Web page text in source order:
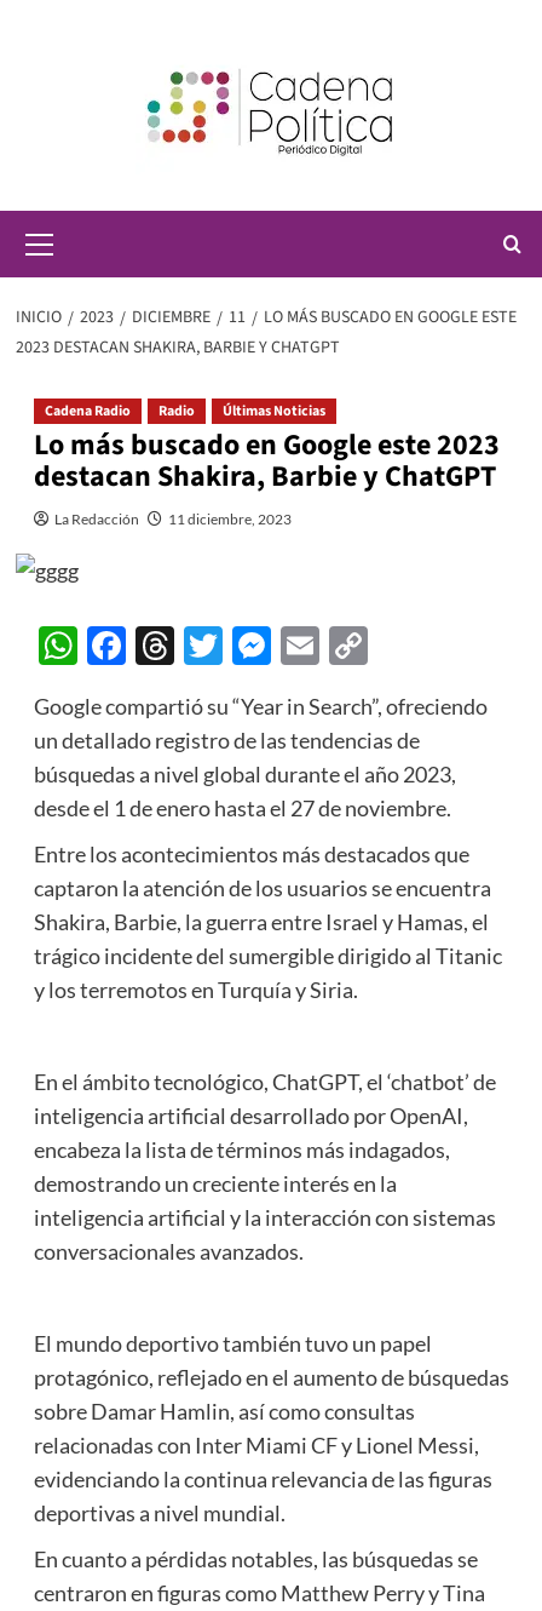
principal
INICIO 2023 DICIEMBRE 11
LO MÁS BUSCADO EN GOOGLE ESTE
2023 DESTACAN SHAKIRA, BARBIE Y CHATGPT
Cadena Radio Radio Últimas Noticias
Lo más buscado en Google este 2023
destacan Shakira, Barbie y ChatGPT
La Redacción 11 diciembre, 2023
WhatsApp
Facebook
Threads
Twitter
Messenger
EmailCopy
Google compartió su “Year in Search”, ofreciendo
un detallado registro de las tendencias de
búsquedas a nivel global durante el año 2023,
desde el 1 de enero hasta el 27 de noviembre.
Entre los acontecimientos más destacados que
captaron la atención de los usuarios se encuentra
Shakira, Barbie, la guerra entre Israel y Hamas, el
trágico incidente del sumergible dirigido al Titanic
y los terremotos en Turquía y Siria.
En el ámbito tecnológico, ChatGPT, el ‘chatbot’ de
inteligencia artificial desarrollado por OpenAI,
encabeza la lista de términos más indagados,
demostrando un creciente interés en la
inteligencia artificial y la interacción con sistemas
conversacionales avanzados.
El mundo deportivo también tuvo un papel
protagónico, reflejado en el aumento de búsquedas
sobre Damar Hamlin, así como consultas
relacionadas con Inter Miami CF y Lionel Messi,
evidenciando la continua relevancia de las figuras
deportivas a nivel mundial.
En cuanto a pérdidas notables, las búsquedas se
centraron en figuras como Matthew Perry y Tina